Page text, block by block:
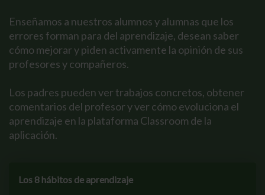
Enseñamos a nuestros alumnos y alumnas que los
errores forman para del aprendizaje, desean saber
cómo mejorar y piden activamente la opinión de sus
profesores y compañeros.
Los padres pueden ver trabajos concretos, obtener
comentarios del profesor y ver cómo evoluciona el
aprendizaje en la plataforma Classroom de la
aplicación.
Los 8 hábitos de aprendizaje